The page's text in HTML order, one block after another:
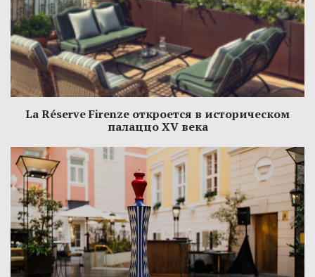
La Réserve Firenze откроется в историческом
палаццо XV века